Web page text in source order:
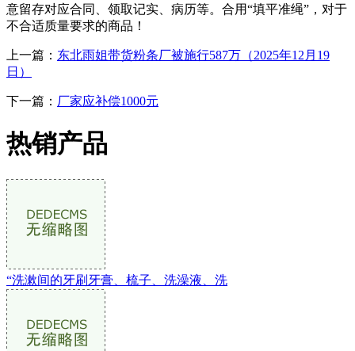
意留存对应合同、领取记实、病历等。合用“填平准绳”，对于
不合适质量要求的商品！
上一篇： 东北雨姐带货粉条厂被施行587万（2025年12月19
日）
下一篇： 厂家应补偿1000元
热销产品
“洗漱间的牙刷牙膏、梳子、洗澡液、洗